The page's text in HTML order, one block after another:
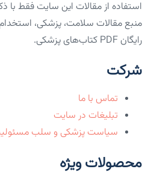
استفاده از مقالات این سایت فقط با
منبع مقالات سلامت، پزشکی،
رایگان PDF کتاب‌های پزشکی.
شرکت
تماس با ما
تبلیغات در سایت
سیاست پزشکی و سلب
محصولات ویژه